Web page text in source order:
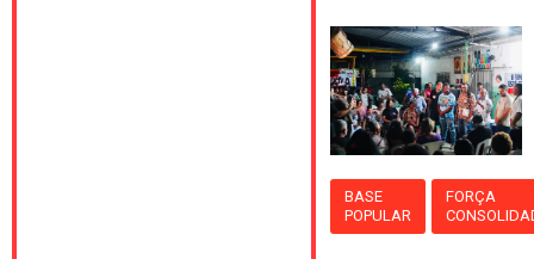
BASE
POPULAR
FORÇA